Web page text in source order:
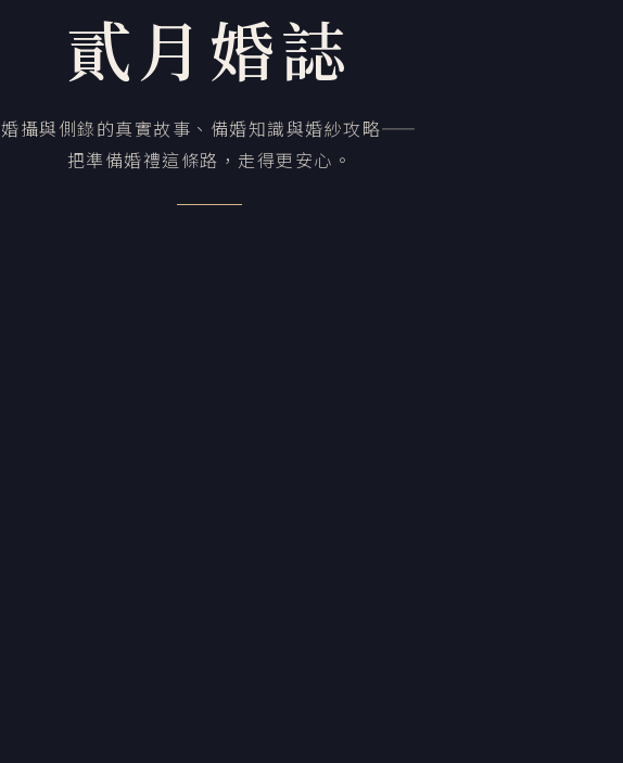
貳月婚誌
婚攝與側錄的真實故事、備婚知識與婚紗攻略——
把準備婚禮這條路，走得更安心。